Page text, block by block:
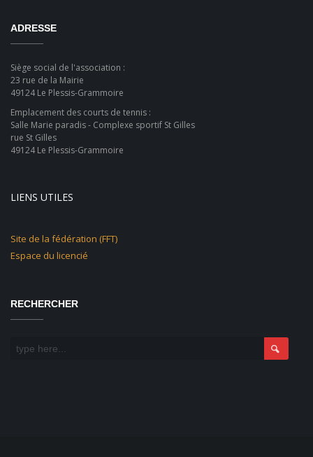
ADRESSE
Siège social de l'association :
23 rue de la Mairie
49124 Le Plessis-Grammoire
Emplacement des courts de tennis :
Salle Marie paradis - Complexe sportif St Gilles
rue St Gilles
49124 Le Plessis-Grammoire
LIENS UTILES
Site de la fédération (FFT)
Espace du licencié
RECHERCHER